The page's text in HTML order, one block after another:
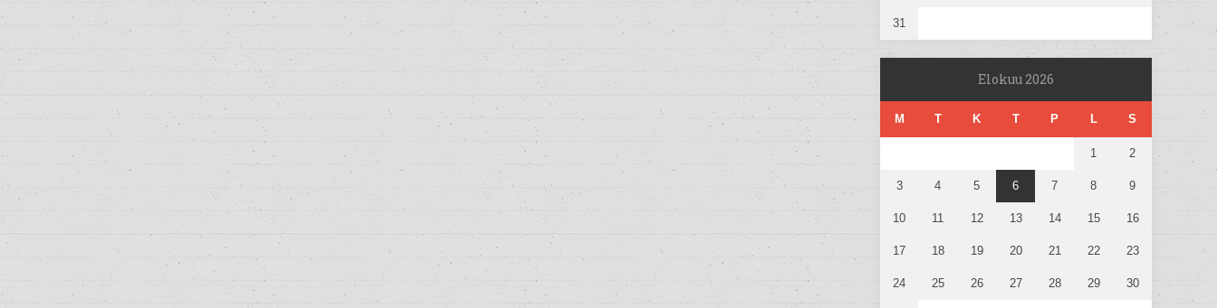
31
Elokuu 2026
M T K T P L S
1 2
3 4 5 6 7 8 9
10 11 12 13 14 15 16
17 18 19 20 21 22 23
24 25 26 27 28 29 30